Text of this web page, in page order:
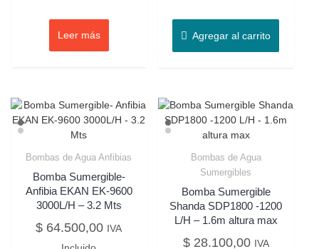
Leer más Agregar al carrito
Bombas de Agua Anfibias
Bomba Sumergible-
Anfibia EKAN EK-9600
3000L/H – 3.2 Mts
$ 64.500,00 IVA
Bombas de Agua
Sumergibles
Bomba Sumergible
Shanda SDP1800 -1200
L/H – 1.6m altura max
$28.100,00 IVA